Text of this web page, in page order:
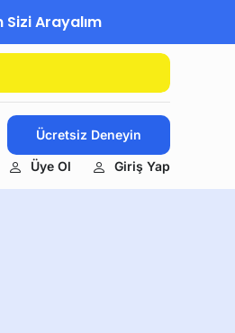
Arayalım
Ücretsiz Deneyin
Üye Ol Giriş Yap